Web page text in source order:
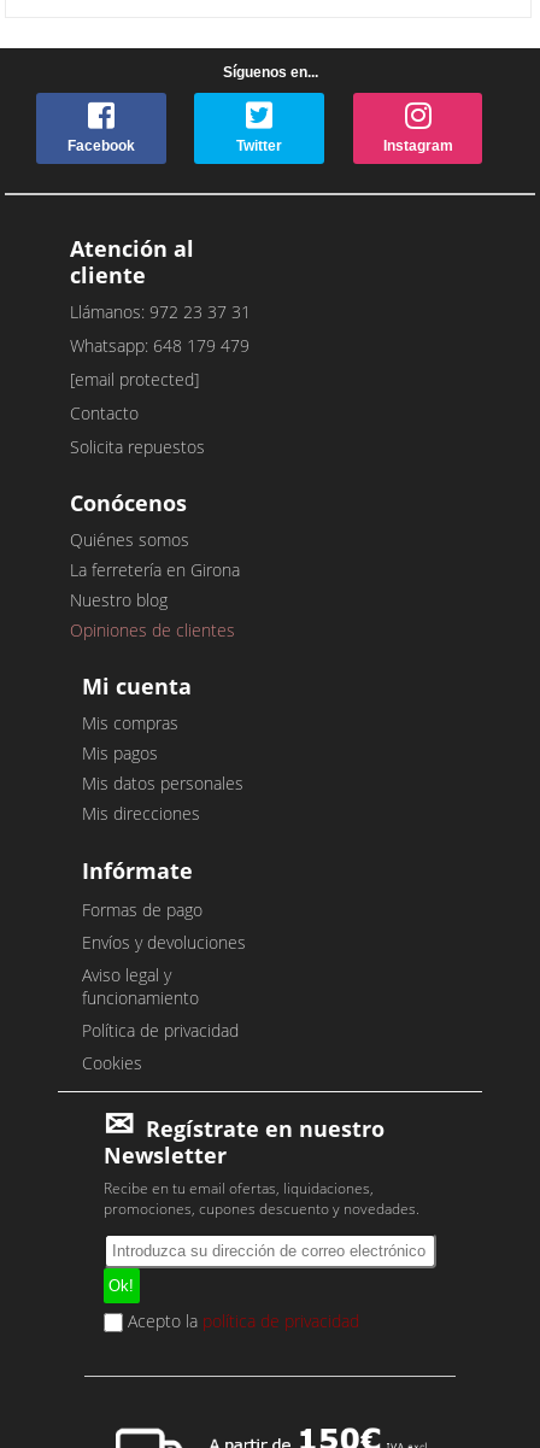
Síguenos en...
Facebook Twitter Instagram
Atención al
cliente
Llámanos: 972 23 37 31
Whatsapp: 648 179 479
[email protected]
Contacto
Solicita repuestos
Conócenos
Quiénes somos
La ferretería en Girona
Nuestro blog
Opiniones de clientes
Mi cuenta
Mis compras
Mis pagos
Mis datos personales
Mis direcciones
Infórmate
Formas de pago
Envíos y devoluciones
Aviso legal y
funcionamiento
Política de privacidad
Cookies
Regístrate en nuestro
Newsletter
Recibe en tu email ofertas, liquidaciones,
promociones, cupones descuento y novedades.
Acepto la política de privacidad